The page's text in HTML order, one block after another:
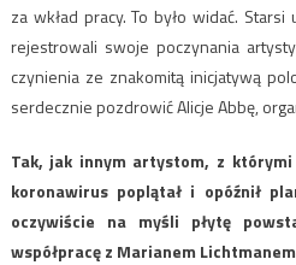
za wkład pracy. To było widać.
rejestrowali swoje poczynania
czynienia ze znakomitą inicjatywą
serdecznie pozdrowić Alicje Abbę,
Tak, jak innym artystom, z
koronawirus poplątał i opóźnił
oczywiście na myśli płytę
współpracę z Marianem Lichtmanem